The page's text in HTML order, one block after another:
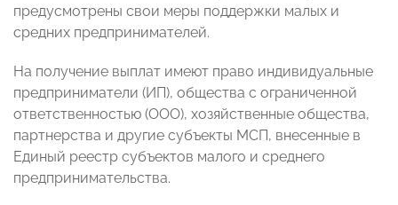
предусмотрены свои меры поддержки малых и
средних предпринимателей.
На получение выплат имеют право индивидуальные
предприниматели (ИП), общества с ограниченной
ответственностью (ООО), хозяйственные общества,
партнерства и другие субъекты МСП, внесенные в
Единый реестр субъектов малого и среднего
предпринимательства.